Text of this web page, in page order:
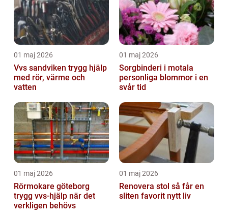
01 maj 2026
Vvs sandviken trygg hjälp
med rör, värme och
vatten
01 maj 2026
Sorgbinderi i motala
personliga blommor i en
svår tid
01 maj 2026
Rörmokare göteborg
trygg vvs-hjälp när det
verkligen behövs
01 maj 2026
Renovera stol så får en
sliten favorit nytt liv